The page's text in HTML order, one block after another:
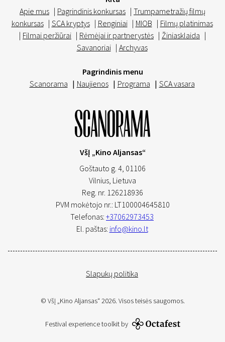
Apie mus | Pagrindinis konkursas | Trumpametražių filmų
konkursas | SCA kryptys | Renginiai | MIOB | Filmų platinimas
| Filmai peržiūrai | Rėmėjai ir partnerystės | Žiniasklaida |
Savanoriai | Archyvas
Pagrindinis menu
Scanorama | Naujienos | Programa | SCA vasara
VšĮ „Kino Aljansas“
Goštauto g. 4, 01106
Vilnius, Lietuva
Reg. nr. 126218936
PVM mokėtojo nr.: LT100004645810
Telefonas: +37062973453
El. paštas: info@kino.lt
Slapukų politika
© VšĮ „Kino Aljansas“ 2026. Visos teisės saugomos.
Festival experience toolkit by